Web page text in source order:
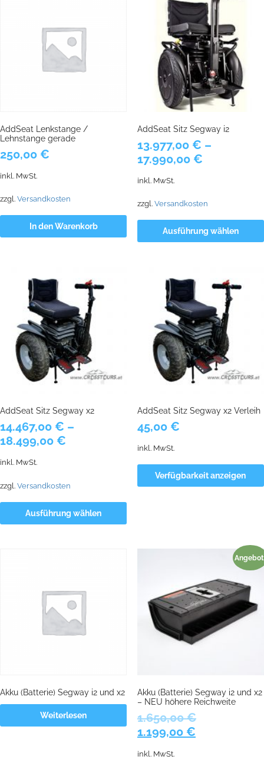
AddSeat Lenkstange /
Lehnstange gerade
250,00 €
inkl. MwSt.
zzgl. Versandkosten
In den Warenkorb
AddSeat Sitz Segway i2
13.977,00 € –
17.990,00 €
inkl. MwSt.
zzgl. Versandkosten
Ausführung wählen
AddSeat Sitz Segway x2
14.467,00 € –
18.499,00 €
inkl. MwSt.
zzgl. Versandkosten
Ausführung wählen
AddSeat Sitz Segway x2 Verleih
45,00 €
inkl. MwSt.
Verfügbarkeit anzeigen
Akku (Batterie) Segway i2 und x2
Weiterlesen
Akku (Batterie) Segway i2 und x2
– NEU höhere Reichweite
1.650,00€
Ursprünglicher
war:
1.199,00 €Aktueller
inkl. MwSt.